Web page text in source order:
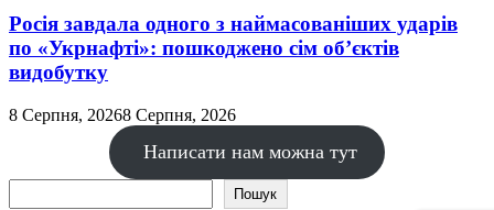
Росія завдала одного з наймасованіших ударів
по «Укрнафті»: пошкоджено сім об’єктів
видобутку
8 Серпня, 20268 Серпня, 2026
Написати нам можна тут
Пошук